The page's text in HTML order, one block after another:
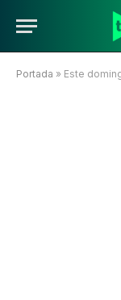
Portada » Este domingo